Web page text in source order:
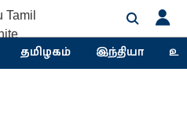
தமிழகம் இந்தியா